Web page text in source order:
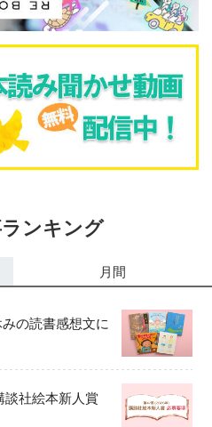
ンキング
月間
の読書感想文に
社絵本新人賞